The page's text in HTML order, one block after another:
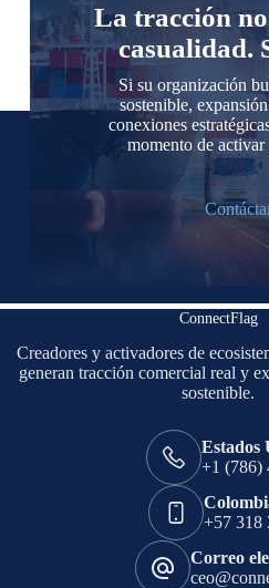
La tracción
casualidad.
Si su organización
sostenible,
conexiones
momento de activar
ConnectFlag
Creadores y activadores de
generan tracción comercial real y
sostenible.
Estados
+1 (786)
+57 318
Correo